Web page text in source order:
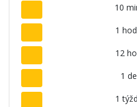
10
1
12
1
1